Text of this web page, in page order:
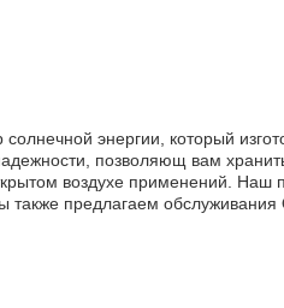
энергии, который
позволяющ вам
воздухе применений. Наш
также предлагаем